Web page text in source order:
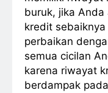
buruk, jika
kredit
perbaikan
semua cicilan
karena riwayat
berdampak